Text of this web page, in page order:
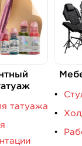
татуажа